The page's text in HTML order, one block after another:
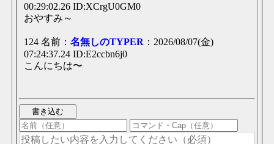
00:29:02.26 ID:XCrgU0GM0
おやすみ～
124 名前： 名無しのTYPER ：2026/08/07(金)
07:24:37.24 ID:E2ccbn6j0
こんにちは〜